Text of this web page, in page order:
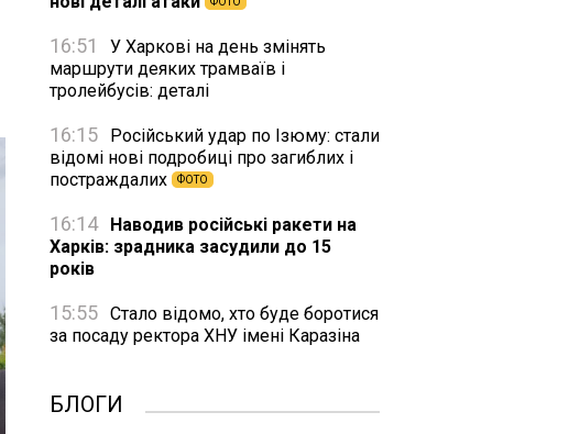
16:51
У Харкові на день змінять
маршрути деяких трамваїв і
тролейбусів: деталі
16:15
Російський удар по Ізюму: стали
відомі нові подробиці про загиблих і
постраждалих
ФОТО
16:14
Наводив російські ракети на
Харків: зрадника засудили до 15
років
15:55 Стало відомо, хто буде боротися
за посаду ректора ХНУ імені Каразіна
БЛОГИ